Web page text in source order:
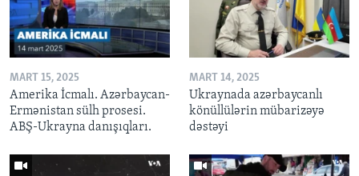
MART 15, 2025
Amerika İcmalı. Azərbaycan-
Ermənistan sülh prosesi.
ABŞ-Ukrayna danışıqları.
MART 14, 2025
Ukraynada azərbaycanlı
könüllülərin mübarizəyə
dəstəyi